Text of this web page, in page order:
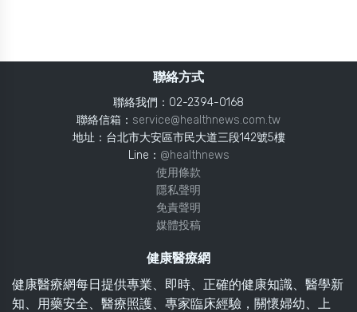
聯絡方式
聯絡我們：02-2394-0168
聯絡信箱： service@healthnews.com.tw
地址：台北市大安區市民大道三段142號5樓
Line： @healthnews
使用條款
隱私聲明
免責聲明
媒體投稿
健康醫療網
健康醫療網每日提供專業、即時、正確的健康知識、醫學新
知、用藥安全、醫療照護、專家臨床經驗，關懷婦幼、上